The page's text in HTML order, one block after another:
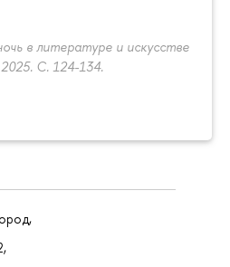
в литературе и искусстве
С. 124-134.